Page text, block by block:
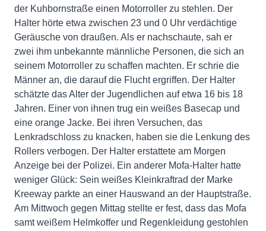
der Kuhbornstraße einen Motorroller zu stehlen. Der
Halter hörte etwa zwischen 23 und 0 Uhr verdächtige
Geräusche von draußen. Als er nachschaute, sah er
zwei ihm unbekannte männliche Personen, die sich an
seinem Motorroller zu schaffen machten. Er schrie die
Männer an, die darauf die Flucht ergriffen. Der Halter
schätzte das Alter der Jugendlichen auf etwa 16 bis 18
Jahren. Einer von ihnen trug ein weißes Basecap und
eine orange Jacke. Bei ihren Versuchen, das
Lenkradschloss zu knacken, haben sie die Lenkung des
Rollers verbogen. Der Halter erstattete am Morgen
Anzeige bei der Polizei. Ein anderer Mofa-Halter hatte
weniger Glück: Sein weißes Kleinkraftrad der Marke
Kreeway parkte an einer Hauswand an der Hauptstraße.
Am Mittwoch gegen Mittag stellte er fest, dass das Mofa
samt weißem Helmkoffer und Regenkleidung gestohlen